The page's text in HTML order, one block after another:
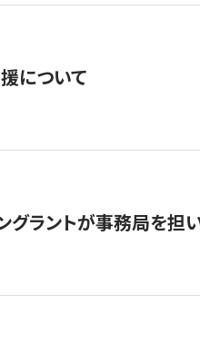
について
グラントが事務局を担